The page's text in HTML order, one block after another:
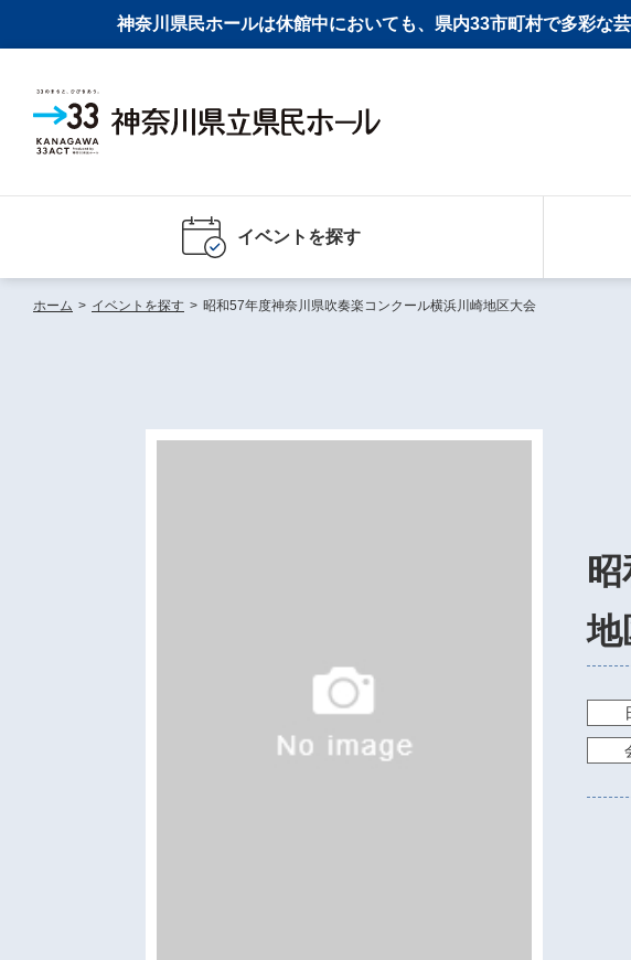
神奈川県民ホールは休館中においても、県内33市町村で多彩な
イベントを探す
ホーム > イベントを探す > 昭和57年度神奈川県吹奏楽コンクール横浜川崎地区大会
地